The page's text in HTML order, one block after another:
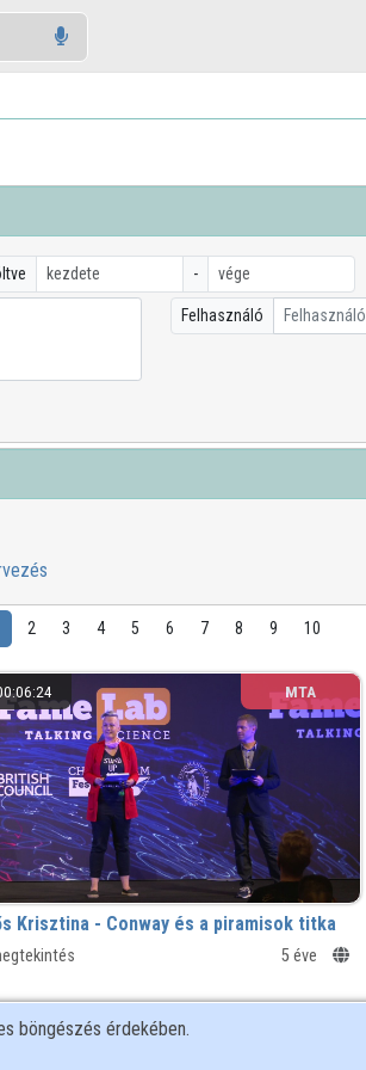
-
Felhasználó Felhasználó
2 3 4 5 6 7 8 9 10
MTA
Krisztina - Conway és a piramisok titka
5 éve
00:24:48
böngészés érdekében.